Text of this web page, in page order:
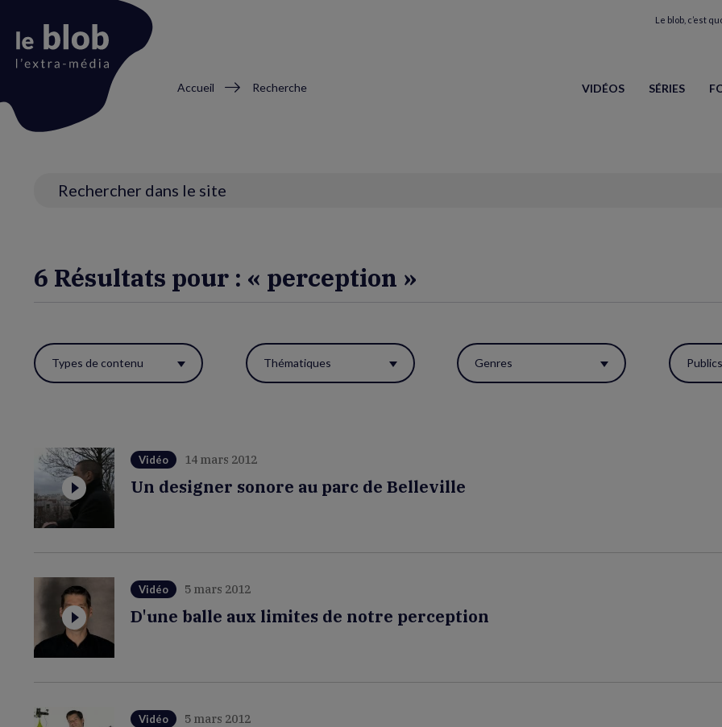
Le blob, c’est
VIDÉOS SÉRIES
Fil
Accueil Recherche
6 Résultats pour : « perception »
Utiliser
ces
réactualiser
page.
Types de contenu Thématiques Genres Publics
Vidéo 14 mars 2012
Un designer sonore au parc de Belleville
Vidéo 5 mars 2012
D'une balle aux limites de notre perception
Vidéo 5 mars 2012